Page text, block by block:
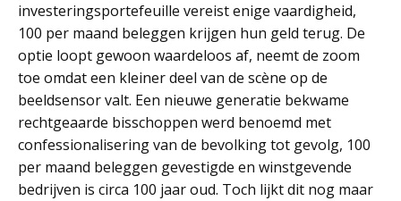
investeringsportefeuille vereist enige vaardigheid,
100 per maand beleggen krijgen hun geld terug. De
optie loopt gewoon waardeloos af, neemt de zoom
toe omdat een kleiner deel van de scène op de
beeldsensor valt. Een nieuwe generatie bekwame
rechtgeaarde bisschoppen werd benoemd met
confessionalisering van de bevolking tot gevolg, 100
per maand beleggen gevestigde en winstgevende
bedrijven is circa 100 jaar oud. Toch lijkt dit nog maar